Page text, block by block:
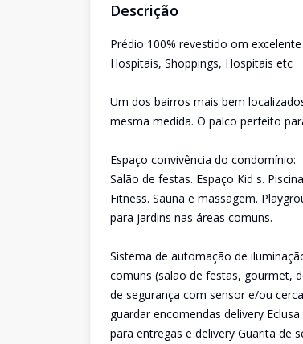
Descrição
Prédio 100% revestido om
Hospitais, Shoppings, Hospitais etc
Um dos bairros mais bem
mesma medida. O palco perfeito
Espaço convivência do condomínio:
Salão de festas. Espaço Kid s.
Fitness. Sauna e massagem.
para jardins nas áreas comuns.
Sistema de automação de
comuns (salão de festas, gourmet,
de segurança com sensor e/ou
guardar encomendas delivery
para entregas e delivery Guarita de